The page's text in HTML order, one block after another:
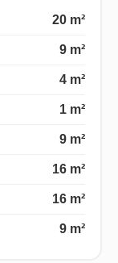
20 m²
9 m²
4 m²
1 m²
9 m²
16 m²
16 m²
9 m²